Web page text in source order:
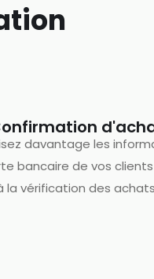
davantage les
bancaire de vos
la vérification des